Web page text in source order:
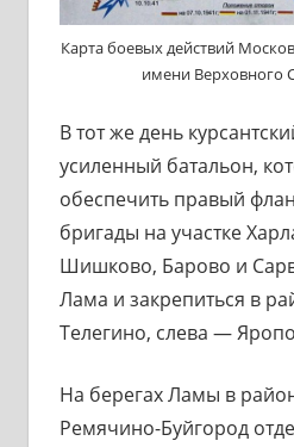
Карта боевых действий
имени Верховного
В тот же день
усиленный батальон,
обеспечить правый
бригады на участке
Шишково, Барово и
Лама и закрепиться в
Телегино, слева —
На берегах Ламы в
Ремячино-Буйгород